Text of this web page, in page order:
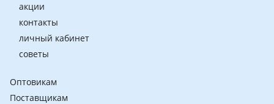
акции
контакты
личный кабинет
советы
Оптовикам
Поставщикам